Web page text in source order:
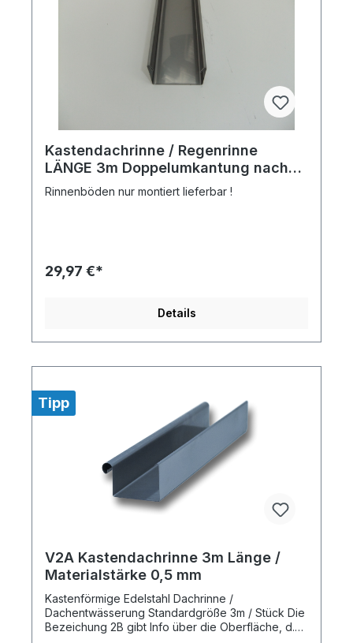
Kastendachrinne / Regenrinne
LÄNGE 3m Doppelumkantung nach
Innen, 0,5 mm Materialstärke
Rinnenböden nur montiert lieferbar !
29,97 €*
Details
Tipp
V2A Kastendachrinne 3m Länge /
Materialstärke 0,5 mm
Kastenförmige Edelstahl Dachrinne /
Dachentwässerung Standardgröße 3m / Stück Die
Bezeichung 2B gibt Info über die Oberfläche, d.h.